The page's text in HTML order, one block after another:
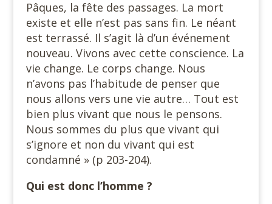
Pâques, la fête des passages. La mort
existe et elle n’est pas sans fin. Le néant
est terrassé. Il s’agit là d’un événement
nouveau. Vivons avec cette conscience. La
vie change. Le corps change. Nous
n’avons pas l’habitude de penser que
nous allons vers une vie autre… Tout est
bien plus vivant que nous le pensons.
Nous sommes du plus que vivant qui
s’ignore et non du vivant qui est
condamné » (p 203-204).
Qui est donc l’homme ?